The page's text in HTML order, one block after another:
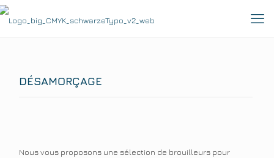
DÉSAMORÇAGE
Nous vous proposons une sélection de brouilleurs pour